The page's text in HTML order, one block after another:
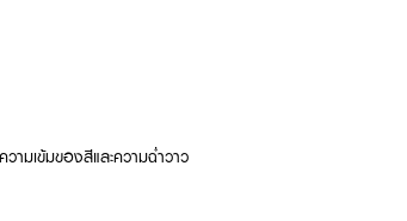
ามเข้มของสีและความฉ่ำวาว